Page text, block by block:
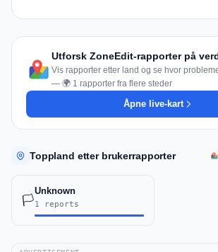
Utforsk ZoneEdit-rapporter på
Vis rapporter etter land og se hvor
— 🌍 1 rapporter fra flere steder
Åpne live-kart
Toppland etter brukerrapporter
🏳️
Unknown
1 reports